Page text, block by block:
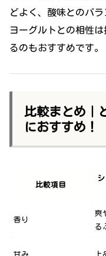
どよく、酸味とのバラ
ヨーグルトとの相性
るのもおすすめです。
比較まとめ｜
におすすめ！
比較項目
香り
爽
る